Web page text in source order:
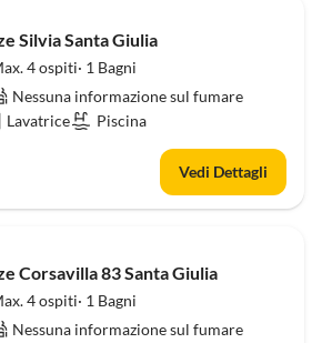
Silvia Santa Giulia
4 ospiti· 1 Bagni
Nessuna informazione sul fumare
Lavatrice Piscina
Vedi Dettagli
Corsavilla 83 Santa Giulia
4 ospiti· 1 Bagni
Nessuna informazione sul fumare